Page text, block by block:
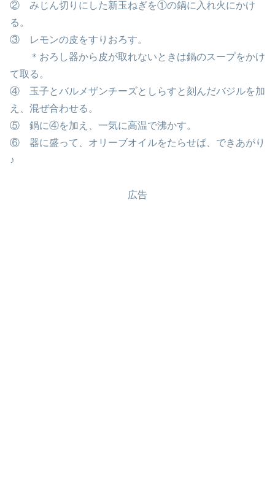
② みじん切りにした新玉ねぎを①の鍋に入れ火にかけ
る。
③ レモンの皮をすりおろす。
＊おろし器から皮が取れないときは鍋のスープをかけ
て取る。
④ 玉子とバルメザンチーズとしらすと刻んだバジルを加
え、混ぜ合わせる。
⑤ 鍋に④を加え、一気に高温で沸かす。
⑥ 器に盛って、オリーブオイルをたらせば、できあがり
♪
広告